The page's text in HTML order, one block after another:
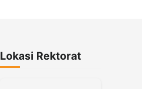
Lokasi Rektorat